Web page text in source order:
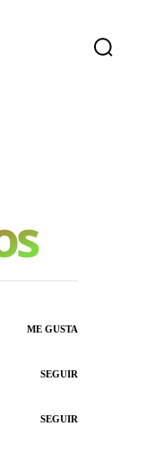
ME GUSTA
SEGUIR
SEGUIR